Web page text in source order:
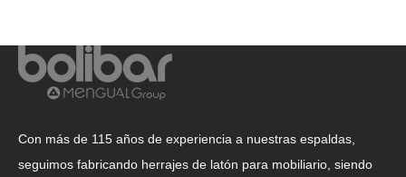
Con más de 115 años de experiencia a nuestras espaldas,
seguimos fabricando herrajes de latón para mobiliario, siendo